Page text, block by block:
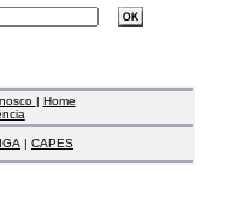
| Home
| CAPES